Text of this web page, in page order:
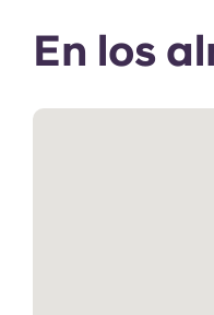
En los